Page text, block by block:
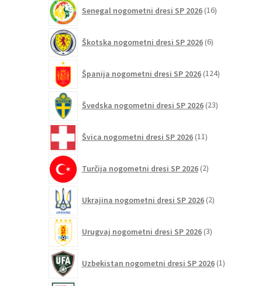
Senegal nogometni dresi SP 2026 16izdelkov
Škotska nogometni dresi SP 2026 6izdelkov
Španija nogometni dresi SP 2026 124izdelkov
Švedska nogometni dresi SP 2026 23izdelkov
Švica nogometni dresi SP 2026 11izdelkov
Turčija nogometni dresi SP 2026 2izdelka
Ukrajina nogometni dresi SP 2026 2izdelka
Urugvaj nogometni dresi SP 2026 3izdelki
Uzbekistan nogometni dresi SP 2026 1izdelek